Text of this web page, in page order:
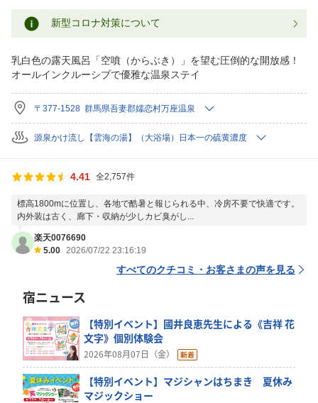
新型コロナ対策について
乳白色の露天風呂「空噴（からぶき）」を望む圧倒的な開放感！
オールインクルーシブで優雅な温泉ステイ
〒377-1528 群馬県吾妻郡嬬恋村万座温泉
源泉かけ流し【雲海の湯】（大浴場）日本一の硫黄濃度
4.41 全2,757件
標高1800mに位置し、各地で酷暑と報じられる中、冷房不要で快適です。
内外装は古く、廊下・収納が少しカビ臭がし...
楽天0076690
5.00 2026/07/22 23:16:19
すべてのクチコミ・お客さまの声を見る
宿ニュース
【特別イベント】國井良恵先生による《吉祥 花
文字》個別体験会
2026年08月07日（金）
【特別イベント】マジシャンはちまき 夏休み
マジックショー